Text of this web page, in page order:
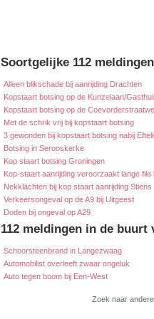
Soortgelijke 112 meldingen
Alleen blikschade bij aanrijding Drachten
Kopstaart botsing op de Kunzelaan/
Kopstaart botsing op de
Met de schrik vrij bij kopstaart botsing
3 gewonden bij kopstaart botsing nabij
Botsing in Serooskerke
Kop staart botsing Groningen
Kop-staart aanrijding veroorzaakt lange file
Nekklachten bij kop staart aanrijding Stiens
Verkeersongeval op de A9 bij Uitgeest
Doden bij ongeval op A29
112 meldingen in de buurt
Schoorsteenbrand in Langezwaag
Automobilist overleeft zwaar ongeluk
Auto tegen boom bij Een-West
Zoek naar